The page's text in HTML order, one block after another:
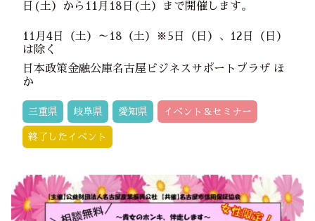
日(土）から11月18日(土）まで開催します。
11月4日（土）～18（土）※5日（日）、12日（日）
は除く
日本政策金融公庫名古屋ビジネスサポートプラザ ほ
か
三重県 岐阜県 愛知県 イベント＆セミナー
終了したイベント